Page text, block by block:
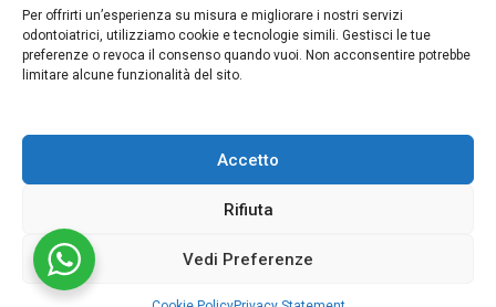
Per offrirti un’esperienza su misura e migliorare i nostri servizi
odontoiatrici, utilizziamo cookie e tecnologie simili. Gestisci le tue
preferenze o revoca il consenso quando vuoi. Non acconsentire potrebbe
limitare alcune funzionalità del sito.
Accetto
Rifiuta
Vedi Preferenze
Si dichiara sotto la propria responsabilità che il presente
previsto dagli artt. 55-56-57 del Codice di Deontologia
Medica e dalla Linea Guida del FNOMCeO.
©2024 Studio dentistico APOS Dott.ri Sapio | Powered by